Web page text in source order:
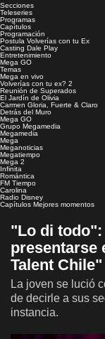
Secciones
Teleseries
Programas
Capítulos
Programación
Postula Volverías con tu Ex
Casting Dale Play
Entretenimiento
Mega GO
Temas
Mega en vivo
Volverías con tu ex? 2
Reunión de Superados
El Jardín de Olivia
Carmen Gloria, Fuerte & Claro
Detrás del Muro
Mega GO
Grupo Megamedia
Megamedia
Mega
Meganoticias
Megatiempo
Mega 2
Infinita
Romántica
FM Tiempo
Carolina
Radio Disney
Capítulos Mejores momentos
"Lo di
presentarse
Talent Chile"
La joven se lució
de decirle a sus
instancia.